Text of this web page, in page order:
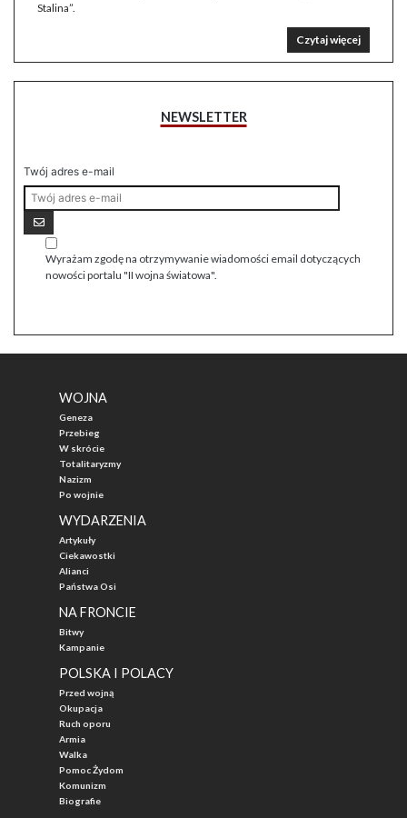
Stalina”.
Czytaj więcej
NEWSLETTER
Twój adres e-mail
Wyrażam zgodę na otrzymywanie wiadomości email dotyczących
nowości portalu "II wojna światowa".
WOJNA
Geneza
Przebieg
W skrócie
Totalitaryzmy
Nazizm
Po wojnie
WYDARZENIA
Artykuły
Ciekawostki
Alianci
Państwa Osi
NA FRONCIE
Bitwy
Kampanie
POLSKA I POLACY
Przed wojną
Okupacja
Ruch oporu
Armia
Walka
Pomoc Żydom
Komunizm
Biografie